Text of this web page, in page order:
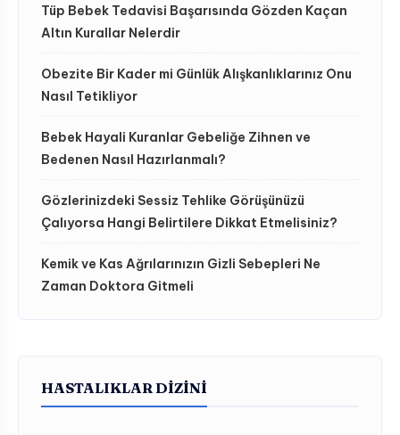
Tüp Bebek Tedavisi Başarısında Gözden Kaçan
Altın Kurallar Nelerdir
Obezite Bir Kader mi Günlük Alışkanlıklarınız Onu
Nasıl Tetikliyor
Bebek Hayali Kuranlar Gebeliğe Zihnen ve
Bedenen Nasıl Hazırlanmalı?
Gözlerinizdeki Sessiz Tehlike Görüşünüzü
Çalıyorsa Hangi Belirtilere Dikkat Etmelisiniz?
Kemik ve Kas Ağrılarınızın Gizli Sebepleri Ne
Zaman Doktora Gitmeli
HASTALIKLAR DIZINI